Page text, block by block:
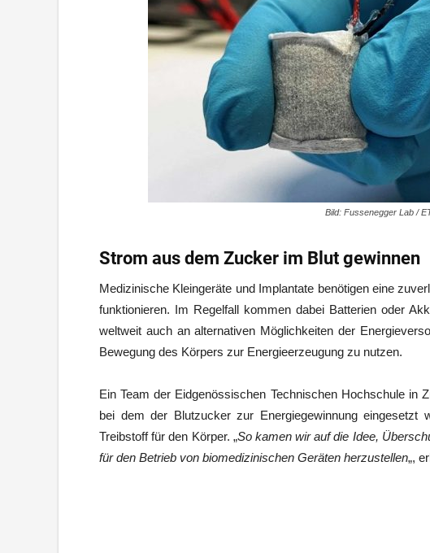
Bild: Fussenegger Lab /
Strom aus dem Zucker im Blut gewinnen
Medizinische Kleingeräte und Implantate benötigen eine
funktionieren. Im Regelfall kommen dabei Batterien oder
weltweit auch an alternativen Möglichkeiten der
Bewegung des Körpers zur Energieerzeugung zu nutzen.
Ein Team der Eidgenössischen Technischen Hochschule in
bei dem der Blutzucker zur Energiegewinnung
Treibstoff für den Körper. „So kamen wir auf die Idee,
für den Betrieb von biomedizinischen Geräten herzustellen„,